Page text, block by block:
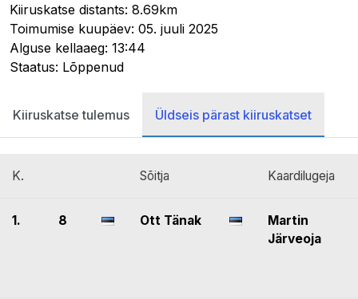
Kiiruskatse distants: 8.69km
Toimumise kuupäev: 05. juuli 2025
Alguse kellaaeg: 13:44
Staatus: Lõppenud
Kiiruskatse tulemus Üldseis pärast kiiruskatset
K. Sõitja Kaardilugeja
1. 8 Ott Tänak
Martin
Järveoja